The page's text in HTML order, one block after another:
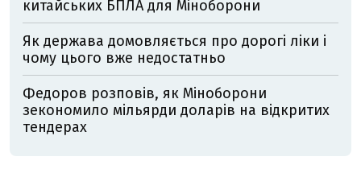
китайських БПЛА для Міноборони
Як держава домовляється про дорогі ліки і
чому цього вже недостатньо
Федоров розповів, як Міноборони
зекономило мільярди доларів на відкритих
тендерах